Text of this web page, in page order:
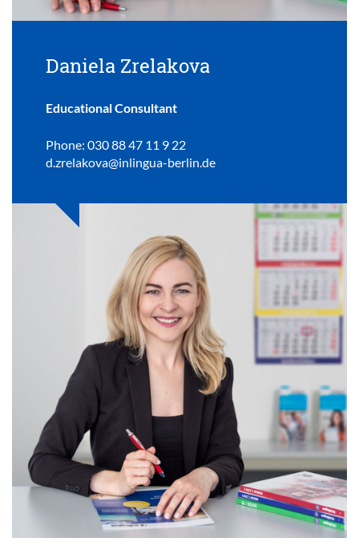
Daniela Zrelakova
Educational Consultant
Phone: 030 88 47 11 9 22
d.zrelakova@inlingua-berlin.de